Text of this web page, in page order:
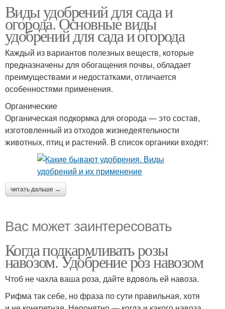
Виды удобрений для сада и
огорода. Основные виды
удобрений для сада и огорода
Каждый из вариантов полезных веществ, которые
предназначены для обогащения почвы, обладает
преимуществами и недостатками, отличается
особенностями применения.
Органические
Органическая подкормка для огорода — это состав,
изготовленный из отходов жизнедеятельности
животных, птиц и растений. В список органики входят:
читать дальше →
Вас может заинтересовать
Когда подкармливать розы
навозом. Удобрение роз навозом
Чтоб не чахла ваша роза, дайте вдоволь ей навоза.
Рифма так себе, но фраза по сути правильная, хотя